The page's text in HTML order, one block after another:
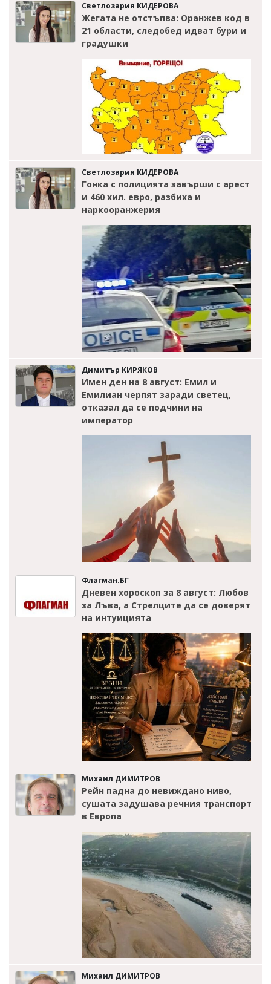
Светлозария КИДЕРОВА
Жегата не отстъпва: Оранжев код в
21 области, следобед идват бури и
градушки
Светлозария КИДЕРОВА
Гонка с полицията завърши с арест
и 460 хил. евро, разбиха и
наркооранжерия
Димитър КИРЯКОВ
Имен ден на 8 август: Емил и
Емилиан черпят заради светец,
отказал да се подчини на
император
Флагман.БГ
Дневен хороскоп за 8 август: Любов
за Лъва, а Стрелците да се доверят
на интуицията
Михаил ДИМИТРОВ
Рейн падна до невиждано ниво,
сушата задушава речния транспорт
в Европа
Михаил ДИМИТРОВ